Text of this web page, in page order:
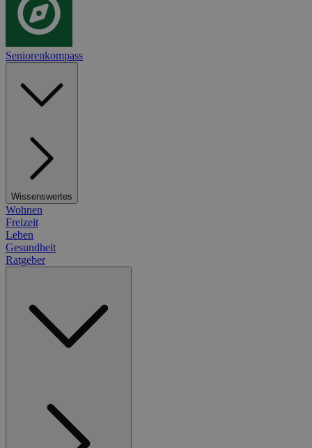
Seniorenkompass
Wissenswertes
Wohnen
Freizeit
Leben
Gesundheit
Ratgeber